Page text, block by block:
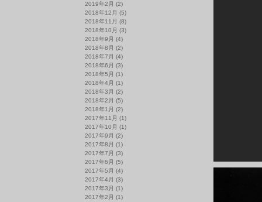
2019年2月 (2)
2018年12月 (5)
2018年11月 (8)
2018年10月 (3)
2018年9月 (4)
2018年8月 (2)
2018年7月 (4)
2018年6月 (3)
2018年5月 (1)
2018年4月 (1)
2018年3月 (2)
2018年2月 (5)
2018年1月 (2)
2017年11月 (1)
2017年10月 (1)
2017年9月 (2)
2017年8月 (1)
2017年7月 (3)
2017年6月 (5)
2017年5月 (4)
2017年4月 (3)
2017年3月 (1)
2017年2月 (1)